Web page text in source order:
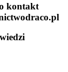
kontakt